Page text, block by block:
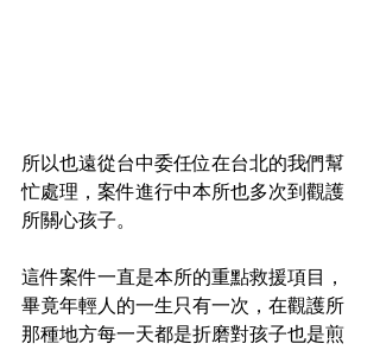
所以也遠從台中委任位在台北的我們幫
忙處理，案件進行中本所也多次到觀護
所關心孩子。
這件案件一直是本所的重點救援項目，
畢竟年輕人的一生只有一次，在觀護所
那種地方每一天都是折磨對孩子也是煎